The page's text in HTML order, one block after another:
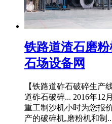
铁路道渣石磨
石场设备网
【铁路道砟石破碎生产
道砟石破碎... 2016年12
重工制沙机小时为您报
产的破碎机,磨粉机和制